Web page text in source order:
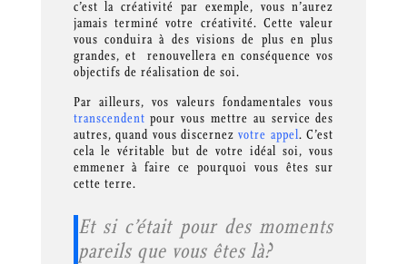
c’est la créativité par exemple, vous n’aurez
jamais terminé votre créativité. Cette valeur
vous conduira à des visions de plus en plus
grandes, et renouvellera en conséquence vos
objectifs de réalisation de soi.
Par ailleurs, vos valeurs fondamentales vous
transcendent pour vous mettre au service des
autres, quand vous discernezvotre appel. C’est
cela le véritable but de votre idéal soi, vous
emmener à faire ce pourquoi vous êtes sur
cette terre.
Et si c’était pour des moments
pareils que vous êtes là?